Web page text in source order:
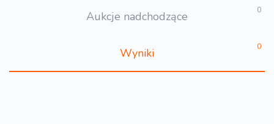
Aukcje nadchodzące 0
Wyniki 0